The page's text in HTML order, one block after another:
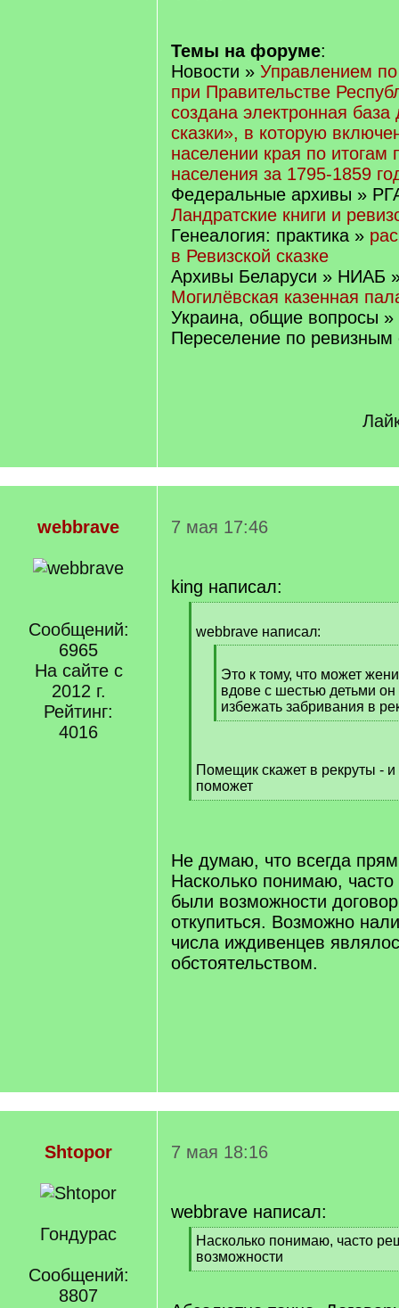
Темы на форуме:
Новости » Управлением
при Правительстве
создана электронная
сказки», в которую
населении края по итогам
населения за 1795-1859
Федеральные архивы »
Ландратские книги и
Генеалогия: практика »
в Ревизской сказке
Архивы Беларуси » НИАБ
Могилёвская казенная
Украина, общие вопросы »
Переселение по ревизным
webbrave
Сообщений:
6965
На сайте с
2012 г.
Рейтинг:
4016
7 мая 17:46
king написал:
q
webbrave написал:
q
]
Это к тому, что может
вдове с шестью детьми он
избежать забривания в
[
]
Помещик скажет в рекруты - и
поможет
[
Не думаю, что всегда
Насколько понимаю,
были возможности
откупиться. Возможно
числа иждивенцев
обстоятельством.
Shtopor
Гондурас
Сообщений:
8807
7 мая 18:16
webbrave написал:
[
q
]
Насколько понимаю, часто
возможности
[
q